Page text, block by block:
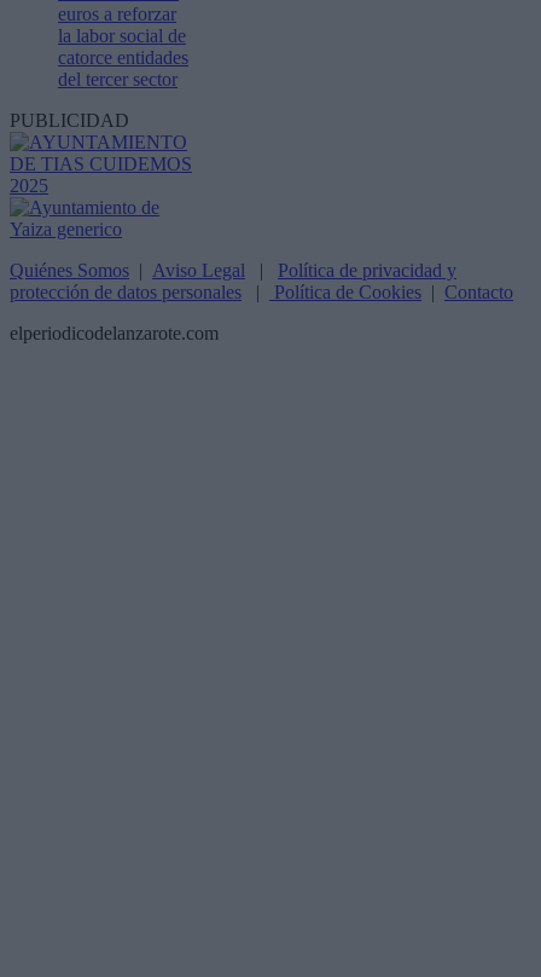
euros a reforzar
la labor social de
catorce entidades
del tercer sector
PUBLICIDAD
Quiénes Somos | Aviso Legal | Política de privacidad y
protección de datos personales | Política de Cookies | Contacto
elperiodicodelanzarote.com